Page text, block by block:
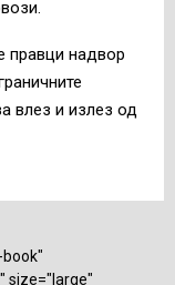
правци надвор
влез и излез од
size="large"